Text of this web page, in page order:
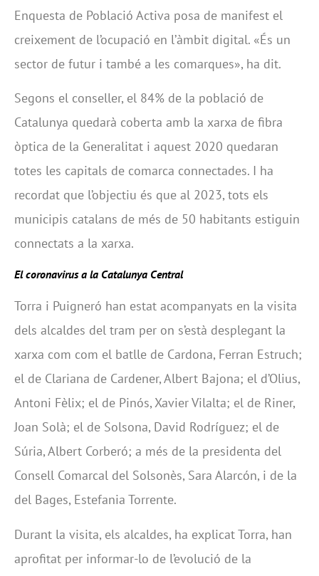
Enquesta de Població Activa posa de manifest el
creixement de l’ocupació en l’àmbit digital. «És un
sector de futur i també a les comarques», ha dit.
Segons el conseller, el 84% de la població de
Catalunya quedarà coberta amb la xarxa de fibra
òptica de la Generalitat i aquest 2020 quedaran
totes les capitals de comarca connectades. I ha
recordat que l’objectiu és que al 2023, tots els
municipis catalans de més de 50 habitants estiguin
connectats a la xarxa.
El coronavirus a la Catalunya Central
Torra i Puigneró han estat acompanyats en la visita
dels alcaldes del tram per on s’està desplegant la
xarxa com com el batlle de Cardona, Ferran Estruch;
el de Clariana de Cardener, Albert Bajona; el d’Olius,
Antoni Fèlix; el de Pinós, Xavier Vilalta; el de Riner,
Joan Solà; el de Solsona, David Rodríguez; el de
Súria, Albert Corberó; a més de la presidenta del
Consell Comarcal del Solsonès, Sara Alarcón, i de la
del Bages, Estefania Torrente.
Durant la visita, els alcaldes, ha explicat Torra, han
aprofitat per informar-lo de l’evolució de la